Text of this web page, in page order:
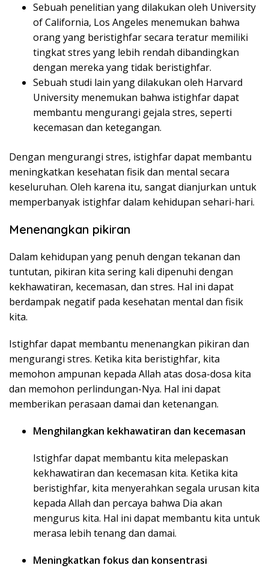
Sebuah penelitian yang dilakukan oleh University
of California, Los Angeles menemukan bahwa
orang yang beristighfar secara teratur memiliki
tingkat stres yang lebih rendah dibandingkan
dengan mereka yang tidak beristighfar.
Sebuah studi lain yang dilakukan oleh Harvard
University menemukan bahwa istighfar dapat
membantu mengurangi gejala stres, seperti
kecemasan dan ketegangan.
Dengan mengurangi stres, istighfar dapat membantu
meningkatkan kesehatan fisik dan mental secara
keseluruhan. Oleh karena itu, sangat dianjurkan untuk
memperbanyak istighfar dalam kehidupan sehari-hari.
Menenangkan pikiran
Dalam kehidupan yang penuh dengan tekanan dan
tuntutan, pikiran kita sering kali dipenuhi dengan
kekhawatiran, kecemasan, dan stres. Hal ini dapat
berdampak negatif pada kesehatan mental dan fisik
kita.
Istighfar dapat membantu menenangkan pikiran dan
mengurangi stres. Ketika kita beristighfar, kita
memohon ampunan kepada Allah atas dosa-dosa kita
dan memohon perlindungan-Nya. Hal ini dapat
memberikan perasaan damai dan ketenangan.
Menghilangkan kekhawatiran dan kecemasan
Istighfar dapat membantu kita melepaskan
kekhawatiran dan kecemasan kita. Ketika kita
beristighfar, kita menyerahkan segala urusan kita
kepada Allah dan percaya bahwa Dia akan
mengurus kita. Hal ini dapat membantu kita untuk
merasa lebih tenang dan damai.
Meningkatkan fokus dan konsentrasi